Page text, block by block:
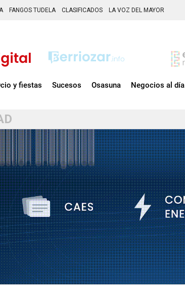
FANGOS TUDELA CLASIFICADOS LA VOZ DEL MAYOR
y fiestas Sucesos Osasuna Negocios al día